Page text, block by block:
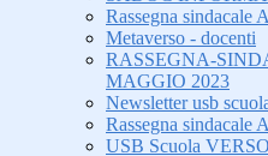
Rassegna sindacale
Metaverso - docenti
RASSEGNA-
MAGGIO 2023
Newsletter usb
Rassegna sindacale
USB Scuola